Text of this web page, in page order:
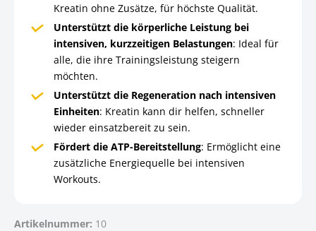
Kreatin ohne Zusätze, für höchste Qualität.
Unterstützt die körperliche Leistung bei
intensiven, kurzzeitigen Belastungen: Ideal für
alle, die ihre Trainingsleistung steigern
möchten.
Unterstützt die Regeneration nach intensiven
Einheiten: Kreatin kann dir helfen, schneller
wieder einsatzbereit zu sein.
Fördert die ATP-Bereitstellung: Ermöglicht eine
zusätzliche Energiequelle bei intensiven
Workouts.
Artikelnummer: 10